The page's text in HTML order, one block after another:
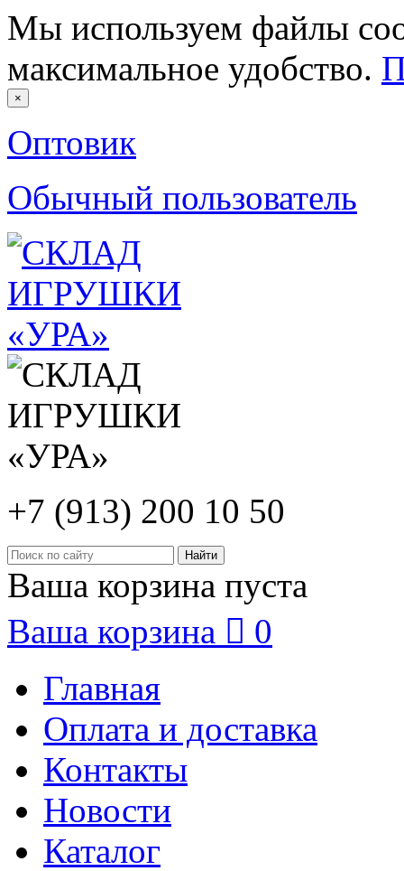
Мы используем файлы
максимальное удобство.
×
Оптовик
Обычный пользователь
+7 (913) 200 10 50
Ваша корзина пуста
Ваша корзина  0
Главная
Оплата и доставка
Контакты
Новости
Каталог